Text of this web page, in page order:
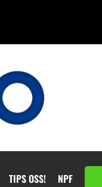
TIPS OSS! NPF